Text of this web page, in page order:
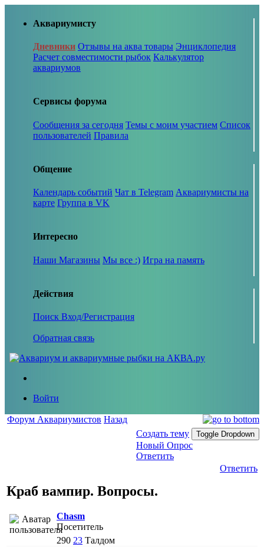
Аквариумисту
Дневники Отзывы на аква товары Энциклопедия
Расчет совместимости рыбок Калькулятор
аквариумов
Сервисы форума
Сообщения за сегодня Темы с моим участием Список
пользователей Правила
Общение
Календарь событий Чат в Telegram Аквариумисты на
карте Группа в VK
Интересно
Наши Магазины Мы все :) Игра на память
Действия
Поиск Вход/Регистрация
Обратная связь
Войти
Форум Аквариумистов Назад
Создать тему
Toggle Dropdown
Новый Опрос
Ответить
Ответить
Краб вампир. Вопросы.
Chasm
Посетитель
290 23 Талдом